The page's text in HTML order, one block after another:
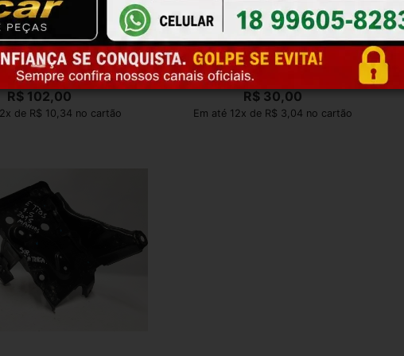
Bateria Argo Mobi Cronos
Strada 51942016
R$ 102,00
de R$ 10,34 no cartão
Suporte Base Bateria Meriva 02 A 12
R$30,00
Em até 12x de R$ 3,04 no cartão